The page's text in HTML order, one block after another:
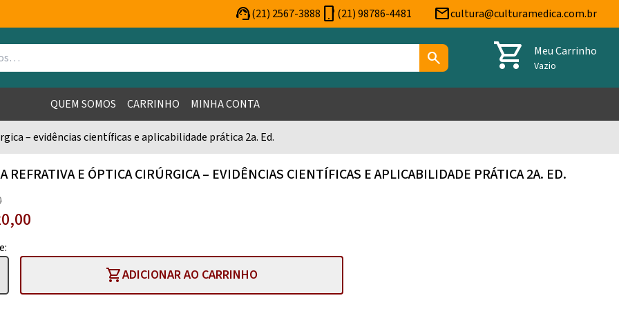
support_agent(21) 2567-3888 phone_android (21) 98786-4481 mailcultura@culturamedica.com.br
search shopping_cart Meu Carrinho
Vazio
QUEM SOMOS CARRINHO MINHA CONTA
– evidências científicas e aplicabilidade prática 2a. Ed.
REFRATIVA E ÓPTICA CIRÚRGICA – EVIDÊNCIAS CIENTÍFICAS E APLICABILIDADE PRÁTICA 2A. ED.
shopping_cartADICIONAR AO CARRINHO